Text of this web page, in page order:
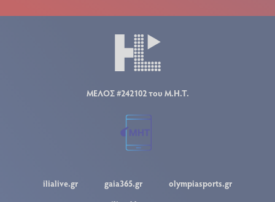
ΜΕΛΟΣ #242102 του Μ.Η.Τ.
ilialive.gr gaia365.gr
olympiasports.gr